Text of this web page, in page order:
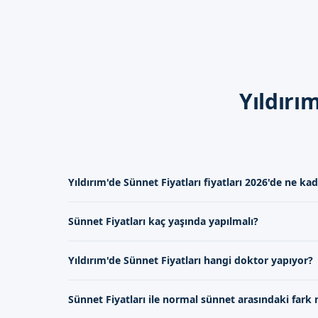
Dikkat Edilmesi
Uzman kadromuz ile
Yıldırım'de Sünnet Fiyatları fiyatları 2026'de ne
göstermektedir.
Sünnet Fiyatları kaç yaşında yapılmalı?
Yıldırım'de Sünnet Fiyatları hangi doktor yapıyor?
Sünnet Fiyatları ile normal sünnet arasındaki fark